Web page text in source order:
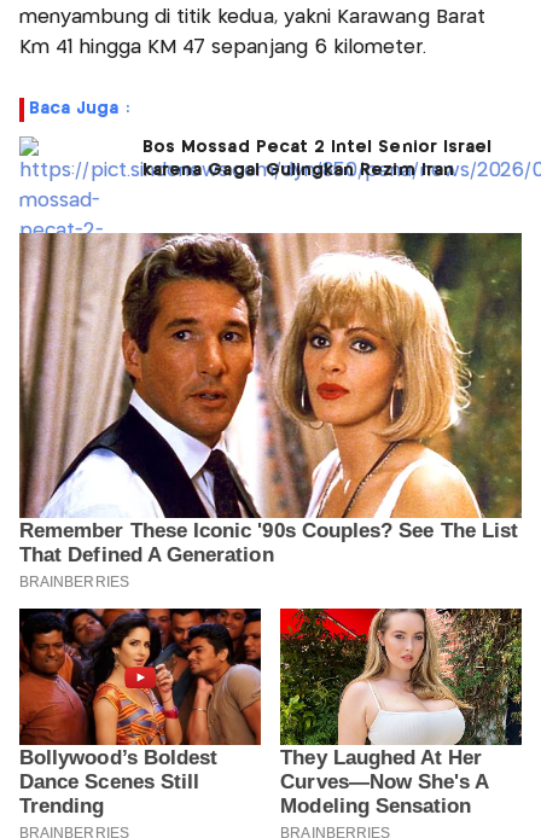
menyambung di titik kedua, yakni Karawang Barat
Km 41 hingga KM 47 sepanjang 6 kilometer.
Baca Juga :
Bos Mossad Pecat 2 Intel Senior Israel
karena Gagal Gulingkan Rezim Iran